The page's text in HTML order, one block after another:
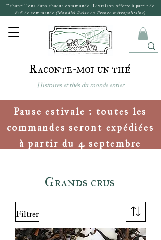
Raconte-moi un thé
Histoires et thés du monde entier
Echantillons dans chaque commande. Livraison offerte à partir de
64€ de commande (Mondial Relay en France métropolitaine)
Pause estivale : toutes les
commandes seront expédiées
à partir du 4 septembre
Grands crus
Filtrer